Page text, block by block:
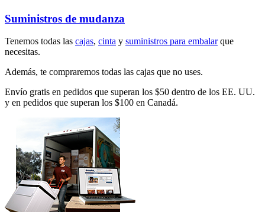
Suministros de mudanza
Tenemos todas las cajas, cinta y suministros para embalarque
necesitas.
Además, te compraremos todas las cajas que no uses.
Envío gratis en pedidos que superan los $50 dentro de los EE. UU.
y en pedidos que superan los $100 en Canadá.